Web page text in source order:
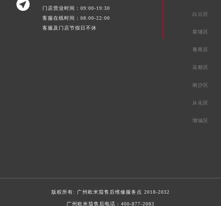

门店营业时间：09:00-19:30
客服在线时间：08:00-22:00
客服及门店节假日不休
白云区
黄埔区
番禺区
花都区
南沙区
从化区
增城区
版权所有: 广州欧米茄售后维修服务点 2018-2032
广州欧米茄售后电话： 400-877-2083